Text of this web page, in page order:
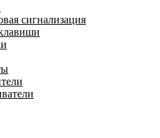
сигнализация